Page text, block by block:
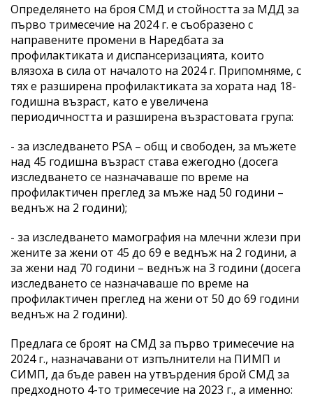
Определянето на броя СМД и стойността за МДД за
първо тримесечие на 2024 г. е съобразено с
направените промени в Наредбата за
профилактиката и диспансеризацията, които
влязоха в сила от началото на 2024 г. Припомняме, с
тях е разширена профилактиката за хората над 18-
годишна възраст, като е увеличена
периодичността и разширена възрастовата група:
- за изследването PSA – общ и свободен, за мъжете
над 45 годишна възраст става ежегодно (досега
изследването се назначаваше по време на
профилактичен преглед за мъже над 50 години –
веднъж на 2 години);
- за изследването мамография на млечни жлези при
жените за жени от 45 до 69 е веднъж на 2 години, а
за жени над 70 години – веднъж на 3 години (досега
изследването се назначаваше по време на
профилактичен преглед на жени от 50 до 69 години
веднъж на 2 години).
Предлага се броят на СМД за първо тримесечие на
2024 г., назначавани от изпълнители на ПИМП и
СИМП, да бъде равен на утвърдения брой СМД за
предходното 4-то тримесечие на 2023 г., а именно: